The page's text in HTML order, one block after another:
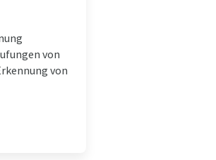
von
von